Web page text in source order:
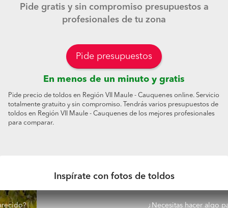
Pide gratis y sin compromiso presupuestos a
profesionales de tu zona
Pide presupuestos
En menos de un minuto y gratis
Pide precio de toldos en Región VII Maule - Cauquenes online. Servicio
totalmente gratuito y sin compromiso. Tendrás varios presupuestos de
toldos en Región VII Maule - Cauquenes de los mejores profesionales
para comparar.
Inspírate con fotos de toldos
¿Necesitas hacer algo parecido?